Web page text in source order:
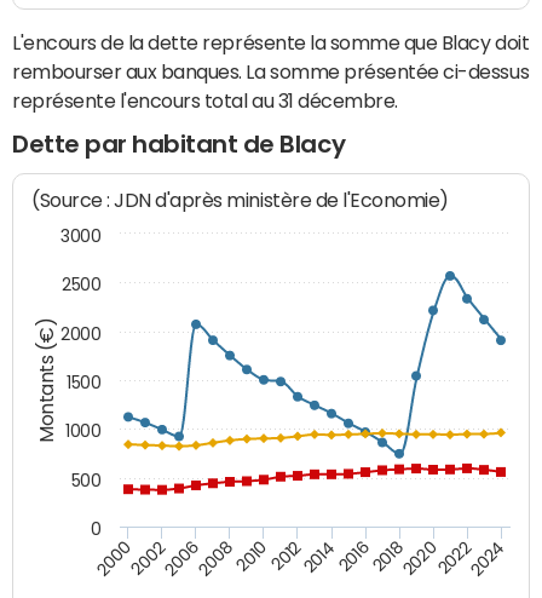
L'encours de la dette représente la somme que Blacy doit
rembourser aux banques. La somme présentée ci-dessus
représente l'encours total au 31 décembre.
Dette par habitant de Blacy
Montants (€)
(Source : JDN d'après ministère de l'Economie)
200020022006200820102012201420162018202020222024
0
500
1000
1500
2000
2500
3000